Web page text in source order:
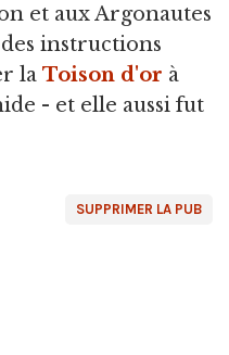
et aux Argonautes
instructions
la Toison d'or à
- et elle aussi fut
SUPPRIMER LA PUB